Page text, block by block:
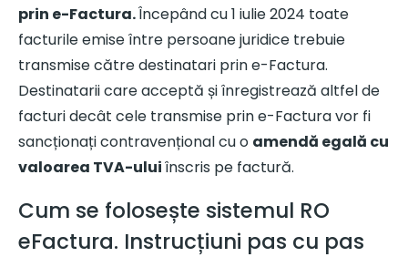
prin e-Factura.Începând cu 1 iulie 2024 toate
facturile emise între persoane juridice trebuie
transmise către destinatari prin e-Factura.
Destinatarii care acceptă și înregistrează altfel de
facturi decât cele transmise prin e-Factura vor fi
sancționați contravențional cu o amendă egală cu
valoarea TVA-uluiînscris pe factură.
Cum se folosește sistemul RO
eFactura. Instrucțiuni pas cu pas